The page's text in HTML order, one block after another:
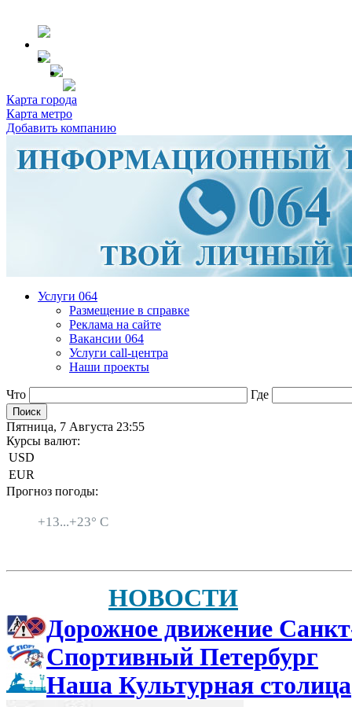
Карта города
Карта метро
Добавить компанию
Услуги 064
Размещение в справке
Реклама на сайте
Вакансии 064
Услуги call-центра
Наши проекты
Что Где
Пятница, 7 Августа 23:55
Курсы валют:
USD
EUR
Прогноз погоды:
+13...+23° C
НОВОСТИ
Дорожное движение
Спортивный Петербург
Наша Культурная столица